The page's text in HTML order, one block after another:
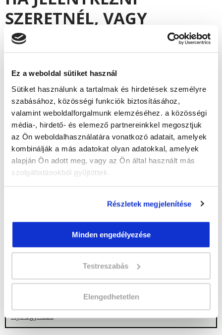
Ez a weboldal sütiket használ
Sütiket használunk a tartalmak és hirdetések személyre
szabásához, közösségi funkciók biztosításához,
valamint weboldalforgalmunk elemzéséhez. a közösségi
média-, hirdető- és elemező partnereinkkel megosztjuk
az Ön weboldalhasználatára vonatkozó adatait, amelyek
kombinálják a más adatokat olyan adatokkal, amelyek
alapján Ön adott meg, vagy az Ön által használt más
szolgáltatásokból gyűjtöttek.
Részletek megjelenítése
Minden engedélyezése
Testreszabás
Elengedhetetlen
SZERETNÉL, VAGY
TOVÁBBI
INFORMÁCIÓKRA VAGY
KÍVÁNCSI, AKKOR
VÁLASSZ AZ ALÁBBI
VÁROSOK KÖZÜL!
Baja
Békéscsaba
Budapest
Kecskemét
Kisvárda
Nyíregyháza
Paks
Sopron
Székesfehérvár
Szekszárd
Szolnok
Szombathely
Tatabánya